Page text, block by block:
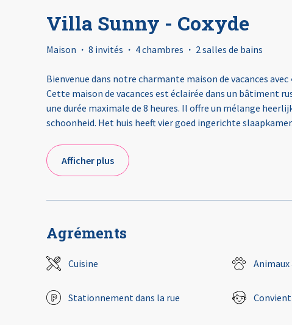
Villa Sunny - Coxyde
Maison · 8 invités · 4 chambres · 2 salles de bains
Bienvenue dans notre charmante maison de vacances avec
Cette maison de vacances est éclairée dans un bâtiment
une durée maximale de 8 heures. Il offre un mélange
schoonheid. Het huis heeft vier goed ingerichte slaapkamer
Afficher plus
Agréments
Cuisine Animaux
Stationnement dans la rue